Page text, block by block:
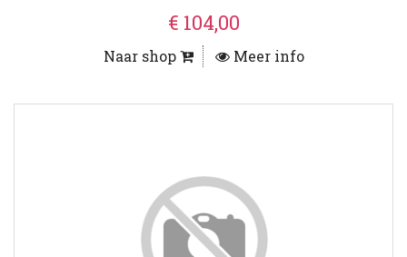
€ 104,00
Naar shop Meer info